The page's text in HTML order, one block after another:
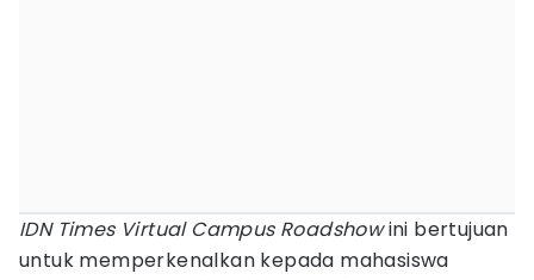
IDN Times Virtual Campus Roadshowini bertujuan
untuk memperkenalkan kepada mahasiswa